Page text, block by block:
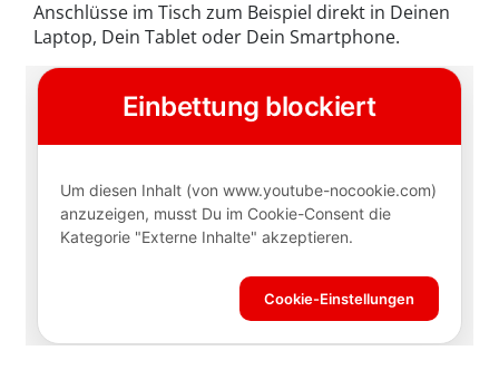
Anschlüsse im Tisch zum Beispiel direkt in Deinen
Laptop, Dein Tablet oder Dein Smartphone.